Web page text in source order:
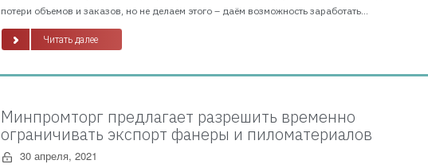
потери объемов и заказов, но не делаем этого – даём возможность заработать...
Читать далее
Минпромторг предлагает разрешить временно
ограничивать экспорт фанеры и пиломатериалов
30 апреля, 2021